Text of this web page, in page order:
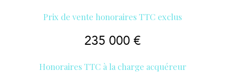
Prix de vente honoraires TTC exclus
235 000 €
Honoraires TTC à la charge acquéreur